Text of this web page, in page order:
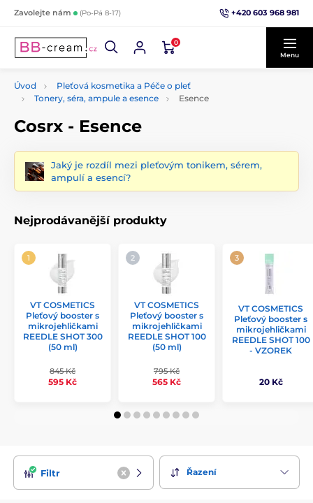
Zavolejte nám (Po-Pá 8-17) +420 603 968 981
0
Menu
Úvod
Pleťová kosmetika a Péče o pleť
Tonery, séra, ampule a esence
Esence
Cosrx - Esence
Jaký je rozdíl mezi pleťovým tonikem, sérem,
ampulí a esencí?
Nejprodávanější produkty
VT COSMETICS
Pleťový booster s
mikrojehličkami
REEDLE SHOT 300
(50 ml)
845 Kč
595 Kč
VT COSMETICS
Pleťový booster s
mikrojehličkami
REEDLE SHOT 100
(50 ml)
795 Kč
565 Kč
VT COSMETICS
Pleťový booster s
mikrojehličkami
REEDLE SHOT 100
- VZOREK
20 Kč
Filtr Řazení